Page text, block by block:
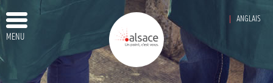
MENU
ANGLAIS